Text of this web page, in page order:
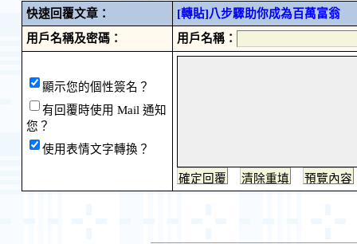
快速回覆文章：
[轉貼]八步驟助你成為百萬富翁
用戶名稱及密碼：
用戶名稱：
顯示您的個性簽名？
有回覆時使用 Mail 通知
您？
使用表情文字轉換？